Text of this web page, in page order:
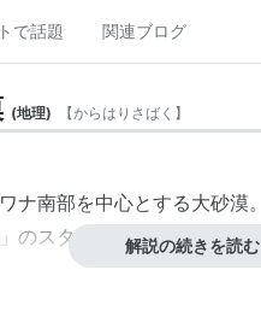
で話題 関連ブログ
(地理) 【からはりさばく 】
ナ南部を中心とする大砂漠。
のスタート地点でもある。
解説の続きを読む